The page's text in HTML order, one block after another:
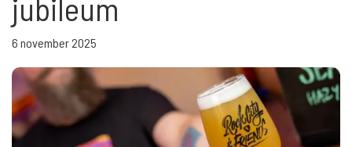
jubileum
6 november 2025